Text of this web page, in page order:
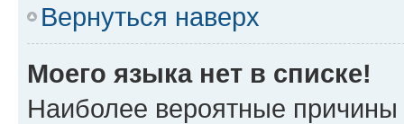
Вернуться наверх
Моего языка нет в списке!
Наиболее вероятные причины